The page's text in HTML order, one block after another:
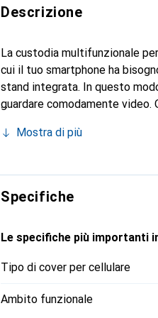
Descrizione
La custodia multifunzionale
cui il tuo smartphone ha
stand integrata. In questo
guardare comodamente
al tuo smartphone in ogni
Mostra di più
Specifiche
Le specifiche più importanti
Tipo di cover per cellulare
Ambito funzionale